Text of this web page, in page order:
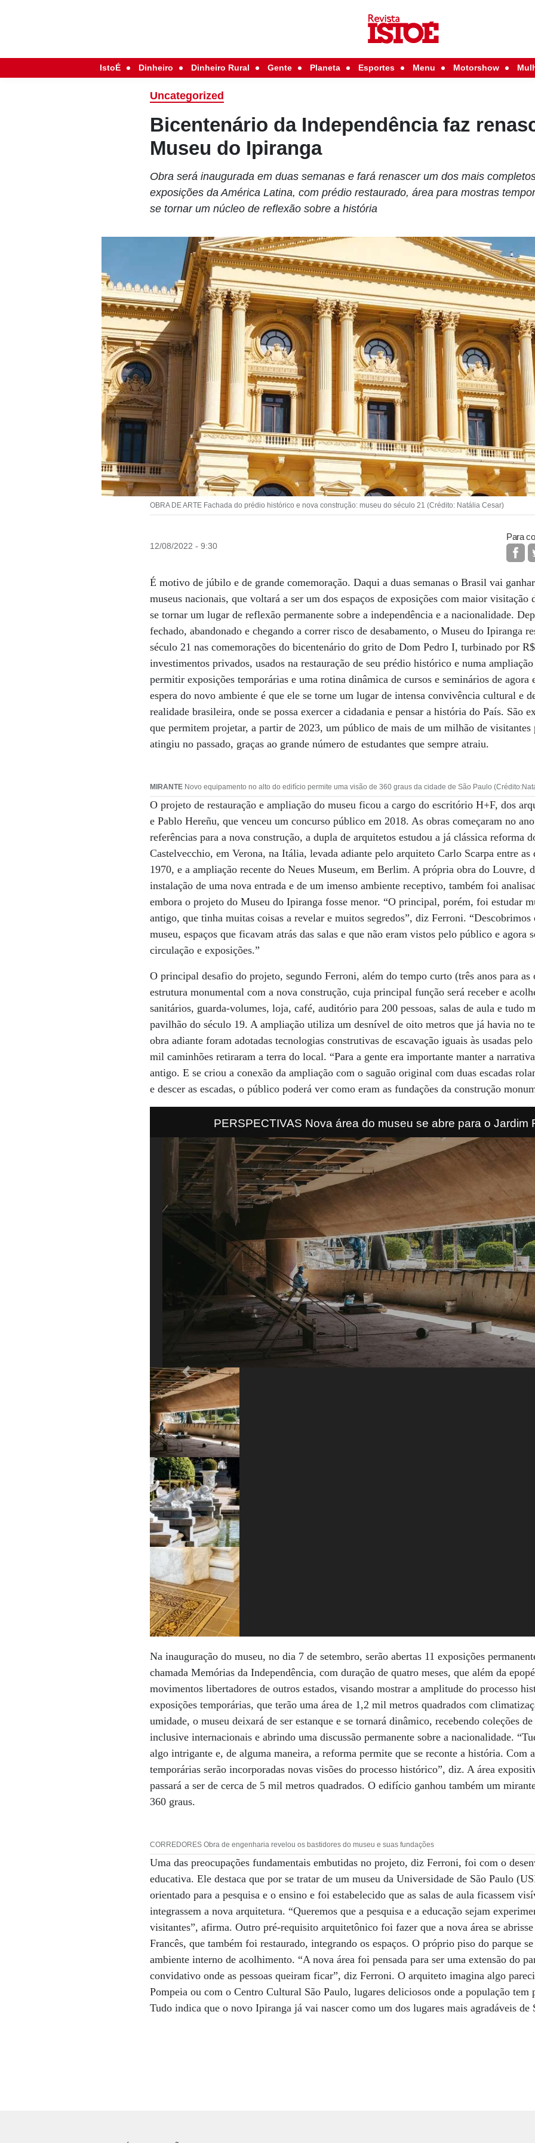
IstoÉ Dinheiro Dinheiro Rural Gente Planeta Esportes Menu Motorshow
Uncategorized
Bicentenário da Independência faz
Museu do Ipiranga
Obra será inaugurada em duas semanas e fará renascer um dos mais
exposições da América Latina, com prédio restaurado, área para mostras
se tornar um núcleo de reflexão sobre a história
OBRA DE ARTE Fachada do prédio histórico e nova construção: museu do século 21 (Crédito: Natália Cesar)
12/08/2022 - 9:30
Para
É motivo de júbilo e de grande comemoração. Daqui a duas semanas o Brasil vai
museus nacionais, que voltará a ser um dos espaços de exposições com maior
se tornar um lugar de reflexão permanente sobre a independência e a nacionalidade.
fechado, abandonado e chegando a correr risco de desabamento, o Museu do Ipiranga
século 21 nas comemorações do bicentenário do grito de Dom Pedro I, turbinado por
investimentos privados, usados na restauração de seu prédio histórico e numa
permitir exposições temporárias e uma rotina dinâmica de cursos e seminários de agora
espera do novo ambiente é que ele se torne um lugar de intensa convivência cultural e
realidade brasileira, onde se possa exercer a cidadania e pensar a história do País. São
que permitem projetar, a partir de 2023, um público de mais de um milhão de visitantes
atingiu no passado, graças ao grande número de estudantes que sempre atraiu.
MIRANTE Novo equipamento no alto do edifício permite uma visão de 360 graus da cidade de São Paulo
O projeto de restauração e ampliação do museu ficou a cargo do escritório H+F, dos
e Pablo Hereñu, que venceu um concurso público em 2018. As obras começaram no
referências para a nova construção, a dupla de arquitetos estudou a já clássica reforma
Castelvecchio, em Verona, na Itália, levada adiante pelo arquiteto Carlo Scarpa entre as
1970, e a ampliação recente do Neues Museum, em Berlim. A própria obra do Louvre,
instalação de uma nova entrada e de um imenso ambiente receptivo, também foi
embora o projeto do Museu do Ipiranga fosse menor. “O principal, porém, foi estudar
antigo, que tinha muitas coisas a revelar e muitos segredos”, diz Ferroni. “Descobrimos
museu, espaços que ficavam atrás das salas e que não eram vistos pelo público e agora
circulação e exposições.”
O principal desafio do projeto, segundo Ferroni, além do tempo curto (três anos para as
estrutura monumental com a nova construção, cuja principal função será receber e
sanitários, guarda-volumes, loja, café, auditório para 200 pessoas, salas de aula e tudo
pavilhão do século 19. A ampliação utiliza um desnível de oito metros que já havia no
obra adiante foram adotadas tecnologias construtivas de escavação iguais às usadas
mil caminhões retiraram a terra do local. “Para a gente era importante manter a
antigo. E se criou a conexão da ampliação com o saguão original com duas escadas
e descer as escadas, o público poderá ver como eram as fundações da construção
PERSPECTIVAS Nova área do
Previous
Na inauguração do museu, no dia 7 de setembro, serão abertas 11 exposições
chamada Memórias da Independência, com duração de quatro meses, que além da
movimentos libertadores de outros estados, visando mostrar a amplitude do processo
exposições temporárias, que terão uma área de 1,2 mil metros quadrados com
umidade, o museu deixará de ser estanque e se tornará dinâmico, recebendo coleções
inclusive internacionais e abrindo uma discussão permanente sobre a nacionalidade.
algo intrigante e, de alguma maneira, a reforma permite que se reconte a história. Com
temporárias serão incorporadas novas visões do processo histórico”, diz. A área
passará a ser de cerca de 5 mil metros quadrados. O edifício ganhou também um
360 graus.
CORREDORES Obra de engenharia revelou os bastidores do museu e suas fundações
Uma das preocupações fundamentais embutidas no projeto, diz Ferroni, foi com o
educativa. Ele destaca que por se tratar de um museu da Universidade de São Paulo
orientado para a pesquisa e o ensino e foi estabelecido que as salas de aula ficassem
integrassem a nova arquitetura. “Queremos que a pesquisa e a educação sejam
visitantes”, afirma. Outro pré-requisito arquitetônico foi fazer que a nova área se
Francês, que também foi restaurado, integrando os espaços. O próprio piso do parque
ambiente interno de acolhimento. “A nova área foi pensada para ser uma extensão do
convidativo onde as pessoas queiram ficar”, diz Ferroni. O arquiteto imagina algo
Pompeia ou com o Centro Cultural São Paulo, lugares deliciosos onde a população tem
Tudo indica que o novo Ipiranga já vai nascer como um dos lugares mais agradáveis